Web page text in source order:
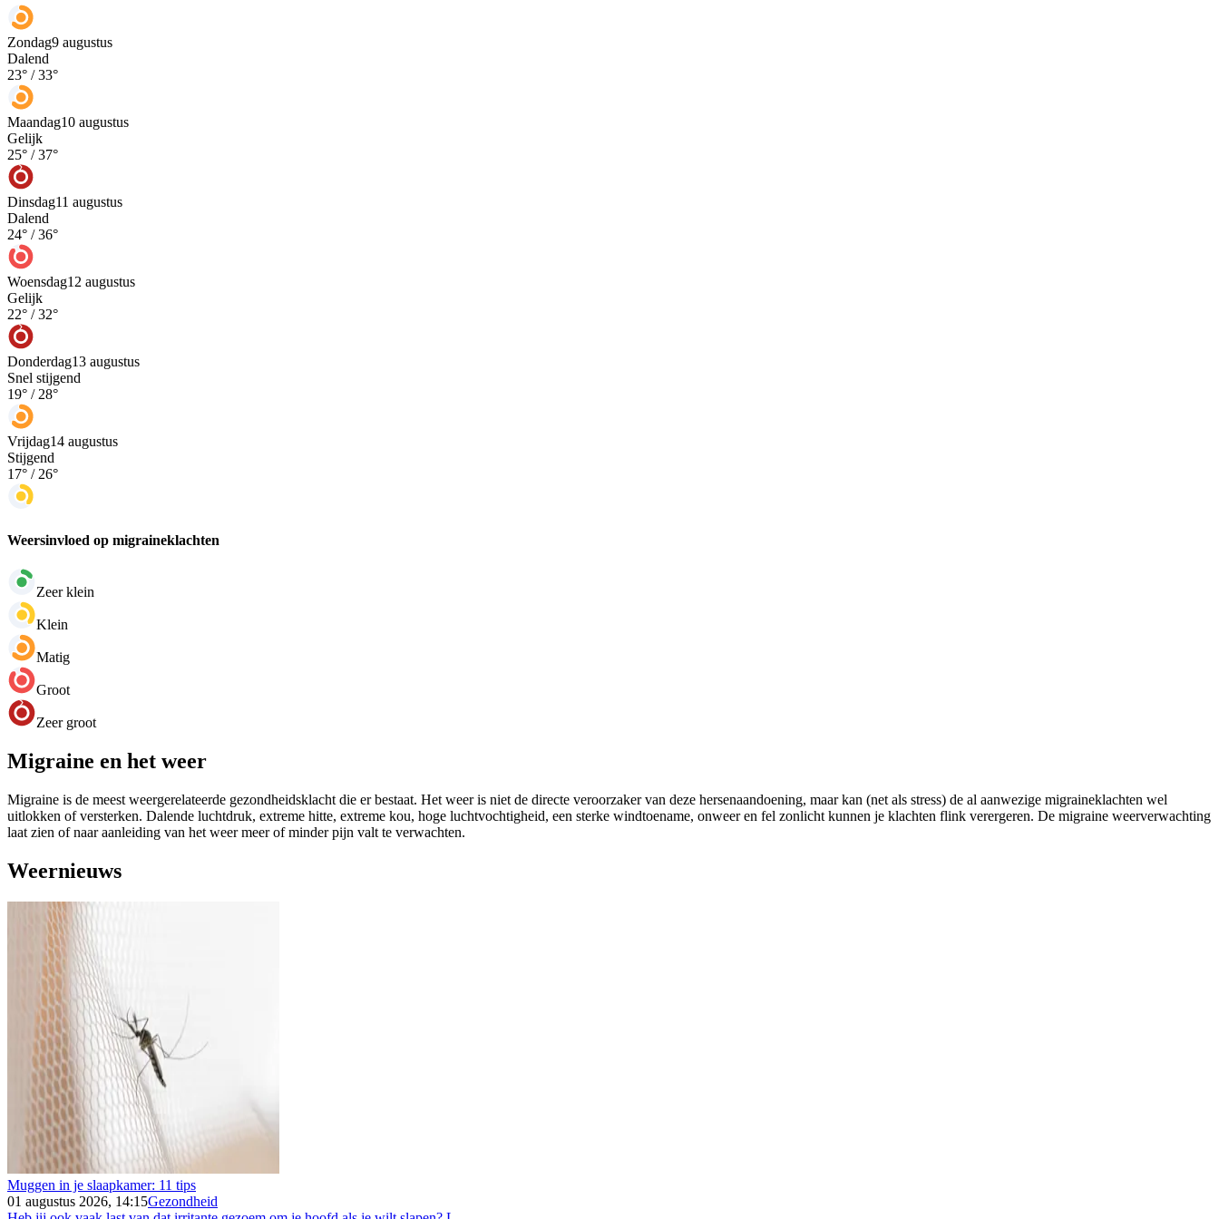
Zondag9 augustus
Dalend
23° /33°
Maandag10 augustus
Gelijk
25° /37°
Dinsdag11 augustus
Dalend
24° /36°
Woensdag12 augustus
Gelijk
22° /32°
Donderdag13 augustus
Snel stijgend
19° / 28°
Vrijdag14 augustus
Stijgend
17° / 26°
Weersinvloed op migraineklachten
Zeer klein
Klein
Matig
Groot
Zeer groot
Migraine en het weer
Migraine is de meest weergerelateerde gezondheidsklacht die er bestaat. Het weer is niet de directe veroorzaker van deze hersenaandoening, maar kan (net als stress) de al aanwezige migraineklachten wel
uitlokken of versterken. Dalende luchtdruk, extreme hitte, extreme kou, hoge luchtvochtigheid, een sterke windtoename, onweer en fel zonlicht kunnen je klachten flink verergeren. De migraine weerverwachting
laat zien of naar aanleiding van het weer meer of minder pijn valt te verwachten.
Weernieuws
Muggen in je slaapkamer: 11 tips
01 augustus 2026, 14:15Gezondheid